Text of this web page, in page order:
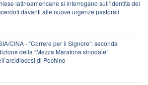
latinoamericane si interrogano sull’identità dei
davanti alle nuove urgenze pastorali
CINA - “Correre per il Signore”: seconda
della “Mezza Maratona sinodale”
di Pechino